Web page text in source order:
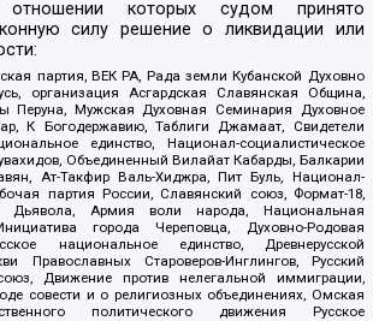
отношении которых судом принято
силу решение о ликвидации или
партия, ВЕК РА, Рада земли Кубанской Духовно
организация Асгардская Славянская Община,
Мужская Духовная Семинария Духовное
К Богодержавию, Таблиги Джамаат, Свидетели
единство, Национал-социалистическое
Объединенный Вилайат Кабарды, Балкарии
Ат-Такфир Валь-Хиджра, Пит Буль, Национал-
партия России, Славянский союз, Формат-18,
Дьявола, Армия воли народа, Национальная
города Череповца, Духовно-Родовая
национальное единство, Древнерусской
Православных Староверов-Инглингов, Русский
Движение против нелегальной иммиграции,
совести и о религиозных объединениях, Омская
политического движения Русское